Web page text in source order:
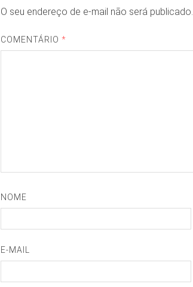
O seu endereço de e-mail não será publicado.
COMENTÁRIO*
NOME
E-MAIL